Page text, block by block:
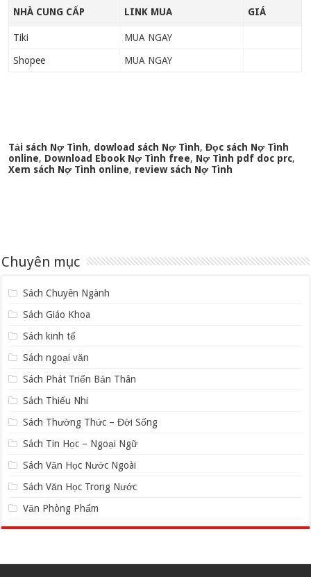
NHÀ CUNG CẤP LINK MUA GIÁ
Tiki MUA NGAY
Shopee MUA NGAY
Tải sách Nợ Tình, dowload sách Nợ Tình,Đọc sách Nợ Tình
online, Download Ebook Nợ Tình free, Nợ Tình pdf doc prc,
Xem sách Nợ Tình online, review sách Nợ Tình
Chuyên mục
Sách Chuyên Ngành
Sách Giáo Khoa
Sách kinh tế
Sách ngoại văn
Sách Phát Triển Bản Thân
Sách Thiếu Nhi
Sách Thường Thức – Đời Sống
Sách Tin Học – Ngoại Ngữ
Sách Văn Học Nước Ngoài
Sách Văn Học Trong Nước
Văn Phòng Phẩm